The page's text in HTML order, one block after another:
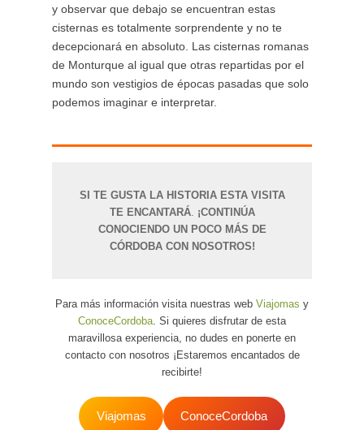
y observar que debajo se encuentran estas
cisternas es totalmente sorprendente y no te
decepcionará en absoluto. Las cisternas romanas
de Monturque al igual que otras repartidas por el
mundo son vestigios de épocas pasadas que solo
podemos imaginar e interpretar.
SI TE GUSTA LA HISTORIA ESTA VISITA
TE ENCANTARÁ. ¡CONTINÚA
CONOCIENDO UN POCO MÁS DE
CÓRDOBA CON NOSOTROS!
Para más información visita nuestras web Viajomas y
ConoceCordoba. Si quieres disfrutar de esta
maravillosa experiencia, no dudes en ponerte en
contacto con nosotros ¡Estaremos encantados de
recibirte!
Viajomas ConoceCordoba